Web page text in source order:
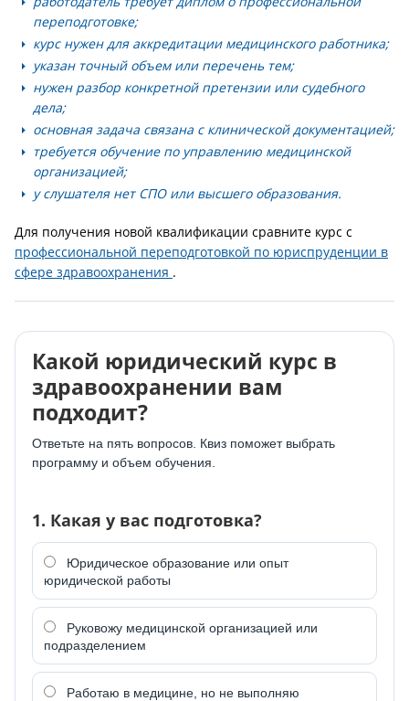
переподготовке;
курс нужен для аккредитации медицинского работника;
указан точный объем или перечень тем;
нужен разбор конкретной претензии или судебного
дела;
основная задача связана с клинической документацией;
требуется обучение по управлению медицинской
организацией;
у слушателя нет СПО или высшего образования.
Для получения новой квалификации сравните курс с
профессиональной переподготовкой по юриспруденции в
сфере здравоохранения .
Какой юридический курс в
здравоохранении вам
подходит?
Ответьте на пять вопросов. Квиз поможет выбрать
программу и объем обучения.
1. Какая у вас подготовка?
Юридическое образование или опыт
юридической работы
Руковожу медицинской организацией или
подразделением
Работаю в медицине, но не выполняю